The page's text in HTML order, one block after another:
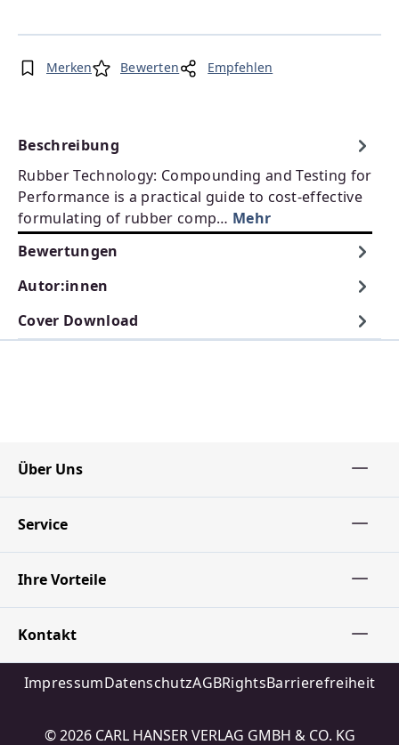
Merken Bewerten Empfehlen
Beschreibung
Rubber Technology: Compounding and Testing for
Performance is a practical guide to cost-effective
formulating of rubber comp… Mehr
Bewertungen
Autor:innen
Cover Download
Über Uns
Service
Ihre Vorteile
Kontakt
ImpressumDatenschutzAGBRightsBarrierefreiheit
© 2026 CARL HANSER VERLAG GMBH & CO. KG